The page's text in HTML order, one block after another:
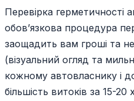
Перевірка герметичності
обов’язкова процедура
заощадить вам гроші та
(візуальний огляд та
кожному автовласнику і
більшість витоків за 15-